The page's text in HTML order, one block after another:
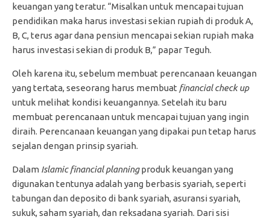
keuangan yang teratur. “Misalkan untuk mencapai tujuan
pendidikan maka harus investasi sekian rupiah di produk A,
B, C, terus agar dana pensiun mencapai sekian rupiah maka
harus investasi sekian di produk B,” papar Teguh.
Oleh karena itu, sebelum membuat perencanaan keuangan
yang tertata, seseorang harus membuat financial check up
untuk melihat kondisi keuangannya. Setelah itu baru
membuat perencanaan untuk mencapai tujuan yang ingin
diraih. Perencanaan keuangan yang dipakai pun tetap harus
sejalan dengan prinsip syariah.
Dalam Islamic financial planningproduk keuangan yang
digunakan tentunya adalah yang berbasis syariah, seperti
tabungan dan deposito di bank syariah, asuransi syariah,
sukuk, saham syariah, dan reksadana syariah. Dari sisi